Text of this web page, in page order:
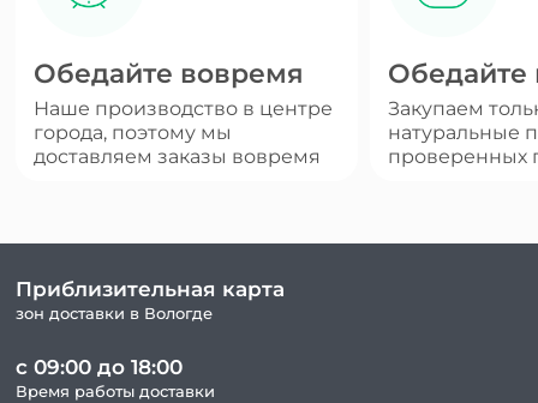
Обедайте вовремя
Наше производство в центре
города, поэтому мы
доставляем заказы вовремя
Обедайте
Закупаем
натуральные
проверенных
Приблизительная карта
зон доставки в Вологде
с 09:00 до 18:00
Время работы доставки